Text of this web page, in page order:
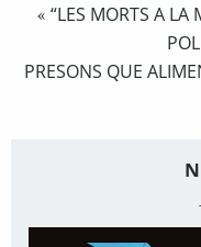
« “LES MORTS A LA
PRESONS QUE